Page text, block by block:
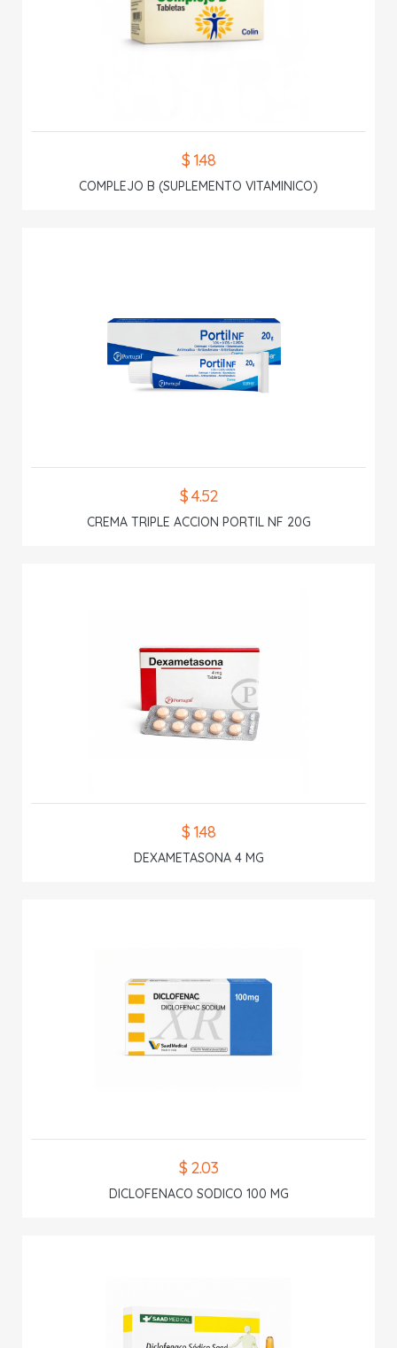
$ 1.48
COMPLEJO B (SUPLEMENTO VITAMINICO)
$ 4.52
CREMA TRIPLE ACCION PORTIL NF 20G
$ 1.48
DEXAMETASONA 4 MG
$ 2.03
DICLOFENACO SODICO 100 MG